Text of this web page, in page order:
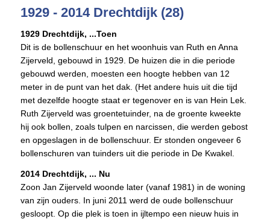
1929 - 2014 Drechtdijk (28)
1929 Drechtdijk, ...Toen
Dit is de bollenschuur en het woonhuis van Ruth en Anna
Zijerveld, gebouwd in 1929. De huizen die in die periode
gebouwd werden, moesten een hoogte hebben van 12
meter in de punt van het dak. (Het andere huis uit die tijd
met dezelfde hoogte staat er tegenover en is van Hein Lek.
Ruth Zijerveld was groentetuinder, na de groente kweekte
hij ook bollen, zoals tulpen en narcissen, die werden gebost
en opgeslagen in de bollenschuur. Er stonden ongeveer 6
bollenschuren van tuinders uit die periode in De Kwakel.
2014 Drechtdijk, ... Nu
Zoon Jan Zijerveld woonde later (vanaf 1981) in de woning
van zijn ouders. In juni 2011 werd de oude bollenschuur
gesloopt. Op die plek is toen in ijltempo een nieuw huis in